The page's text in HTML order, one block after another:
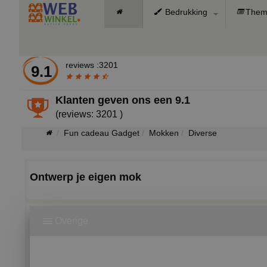
Bedrukking
9.1 reviews :3201
Klanten geven ons een9.1
(reviews: 3201 )
Fun cadeau Gadget Mokken Diverse
Ontwerp je eigen mok